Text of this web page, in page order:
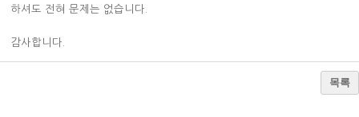
하셔도 전혀 문제는 없습니다.
감사합니다.
목록